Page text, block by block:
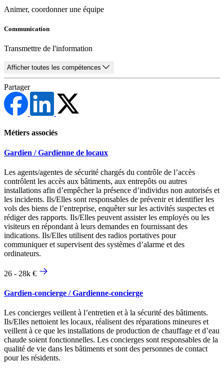
Animer, coordonner une équipe
Communication
Transmettre de l'information
Afficher toutes les compétences
Partager
Métiers associés
Gardien / Gardienne de locaux
Les agents/agentes de sécurité chargés du contrôle de l’accès
contrôlent les accès aux bâtiments, aux entrepôts ou autres
installations afin d’empêcher la présence d’individus non autorisés et
les incidents. Ils/Elles sont responsables de prévenir et identifier les
vols des biens de l’entreprise, enquêter sur les activités suspectes et
rédiger des rapports. Ils/Elles peuvent assister les employés ou les
visiteurs en répondant à leurs demandes en fournissant des
indications. Ils/Elles utilisent des radios portatives pour
communiquer et supervisent des systèmes d’alarme et des
ordinateurs.
26 - 28k €
Gardien-concierge / Gardienne-concierge
Les concierges veillent à l’entretien et à la sécurité des bâtiments.
Ils/Elles nettoient les locaux, réalisent des réparations mineures et
veillent à ce que les installations de production de chauffage et d’eau
chaude soient fonctionnelles. Les concierges sont responsables de la
qualité de vie dans les bâtiments et sont des personnes de contact
pour les résidents.